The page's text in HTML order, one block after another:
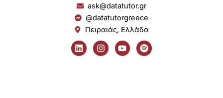
ask@datatutor.gr
@datatutorgreece
Πειραιάς, Ελλάδα
L
i
n
I
n
s
Y
o
u
S
p
o